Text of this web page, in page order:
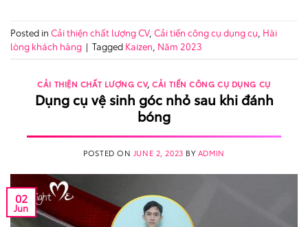
Posted in Cải thiện chất lượng CV, Cải tiến công cụ dụng cụ Hài
lòng khách hàng | Tagged Kaizen Năm 2023
CẢI THIỆN CHẤT LƯỢNG CV,CẢI TIẾN CÔNG CỤ DỤNG CỤ
Dụng cụ vệ sinh góc nhỏ sau khi đánh
bóng
POSTED ON JUNE 2, 2023 BYADMIN
02
Jun